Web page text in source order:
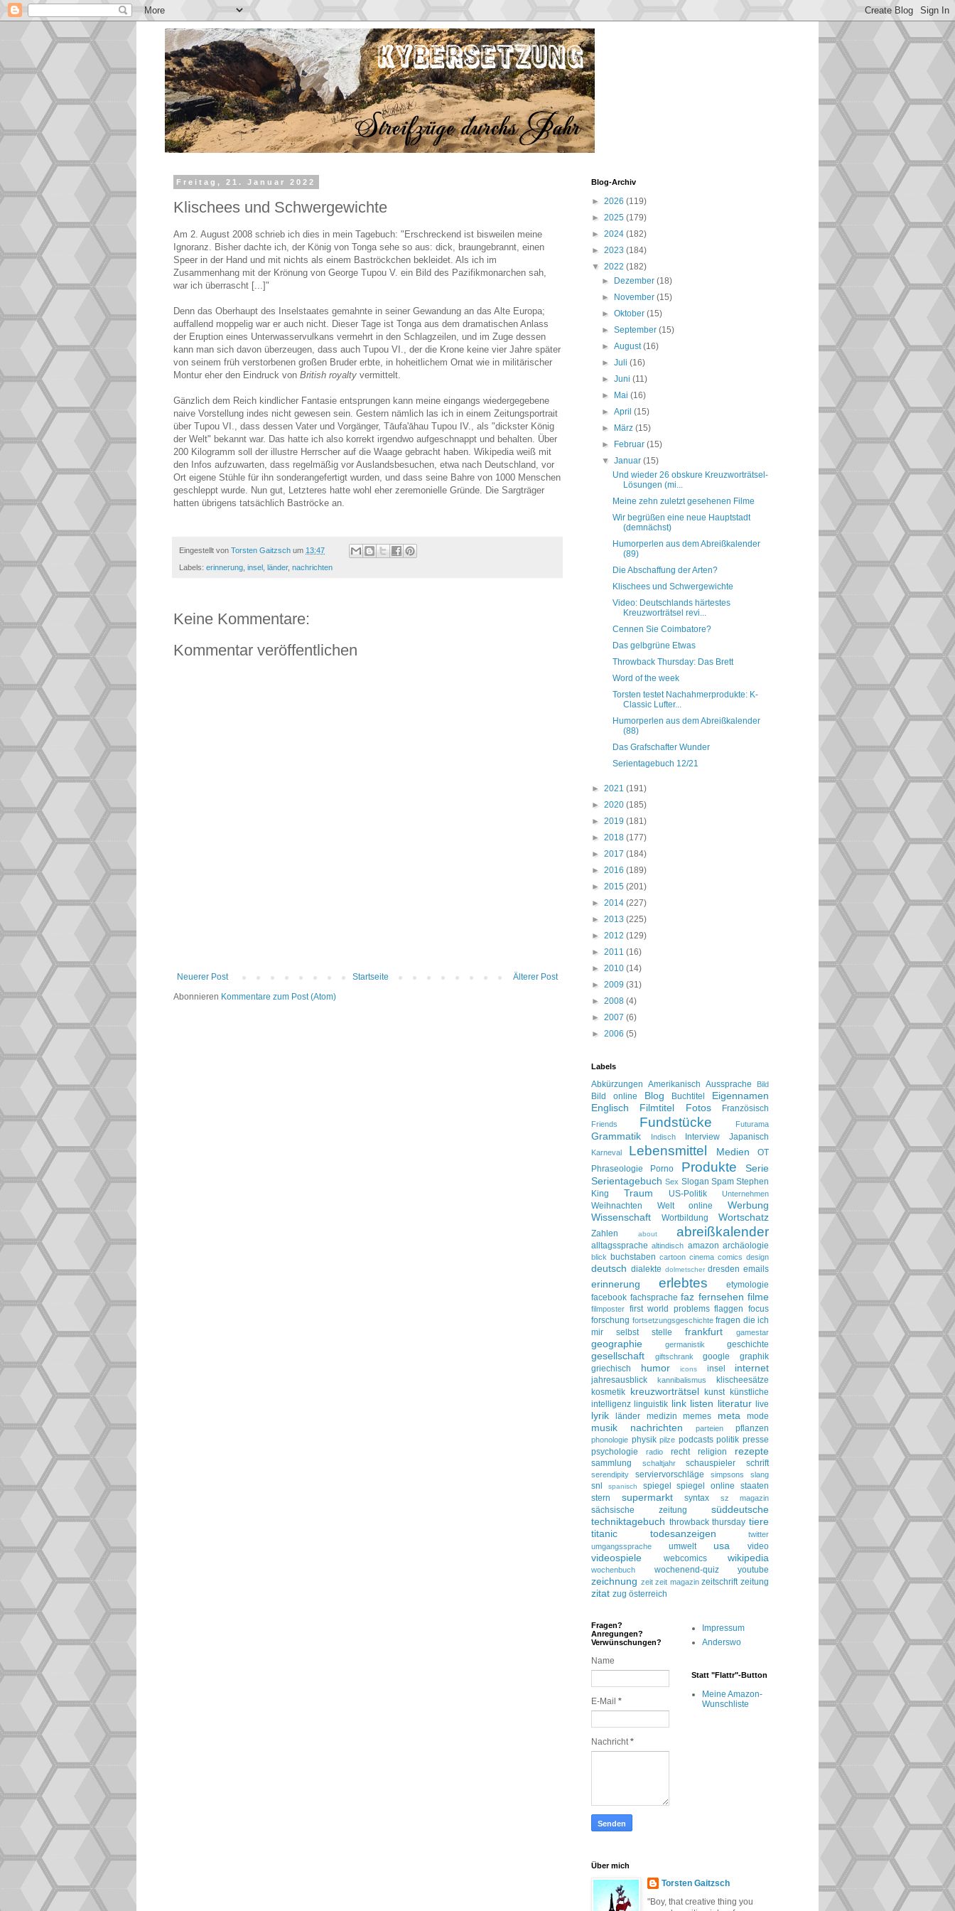
Freitag, 21. Januar 2022
Klischees und Schwergewichte
Am 2. August 2008 schrieb ich dies in mein Tagebuch: "Erschreckend ist bisweilen meine
Ignoranz. Bisher dachte ich, der König von Tonga sehe so aus: dick, braungebrannt, einen
Speer in der Hand und mit nichts als einem Baströckchen bekleidet. Als ich im
Zusammenhang mit der Krönung von George Tupou V. ein Bild des Pazifikmonarchen sah,
war ich überrascht [...]"
Denn das Oberhaupt des Inselstaates gemahnte in seiner Gewandung an das Alte Europa;
auffallend moppelig war er auch nicht. Dieser Tage ist Tonga aus dem dramatischen Anlass
der Eruption eines Unterwasservulkans vermehrt in den Schlagzeilen, und im Zuge dessen
kann man sich davon überzeugen, dass auch Tupou VI., der die Krone keine vier Jahre später
von seinem früh verstorbenen großen Bruder erbte, in hoheitlichem Ornat wie in militärischer
Montur eher den Eindruck von British royalty vermittelt.
Gänzlich dem Reich kindlicher Fantasie entsprungen kann meine eingangs wiedergegebene
naive Vorstellung indes nicht gewesen sein. Gestern nämlich las ich in einem Zeitungsportrait
über Tupou VI., dass dessen Vater und Vorgänger, Tāufa'āhau Tupou IV., als "dickster König
der Welt" bekannt war. Das hatte ich also korrekt irgendwo aufgeschnappt und behalten. Über
200 Kilogramm soll der illustre Herrscher auf die Waage gebracht haben. Wikipedia weiß mit
den Infos aufzuwarten, dass regelmäßig vor Auslandsbesuchen, etwa nach Deutschland, vor
Ort eigene Stühle für ihn sonderangefertigt wurden, und dass seine Bahre von 1000 Menschen
geschleppt wurde. Nun gut, Letzteres hatte wohl eher zeremonielle Gründe. Die Sargträger
hatten übrigens tatsächlich Baströcke an.
Eingestellt von Torsten Gaitzsch um 13:47
Labels: erinnerung insel länder, nachrichten
Keine Kommentare:
Kommentar veröffentlichen
Neuerer Post Älterer Post
Startseite
Abonnieren Kommentare zum Post (Atom)
Blog-Archiv
► 2026 (119)
► 2025 (179)
► 2024 (182)
► 2023 (184)
▼ 2022 (182)
►
Dezember(18)
►
November(15)
►Oktober(15)
►September(15)
►August(16)
►Juli(16)
►Juni(11)
►
Mai(16)
►April(15)
►
März(15)
►
Februar(15)
▼Januar(15)
Und wieder 26 obskure Kreuzworträtsel-
Lösungen (mi...
Meine zehn zuletzt gesehenen Filme
Wir begrüßen eine neue Hauptstadt
(demnächst)
Humorperlen aus dem Abreißkalender
(89)
Die Abschaffung der Arten?
Klischees und Schwergewichte
Video: Deutschlands härtestes
Kreuzworträtsel revi...
Cennen Sie Coimbatore?
Das gelbgrüne Etwas
Throwback Thursday: Das Brett
Word of the week
Torsten testet Nachahmerprodukte: K-
Classic Lufter...
Humorperlen aus dem Abreißkalender
(88)
Das Grafschafter Wunder
Serientagebuch 12/21
► 2021 (191)
► 2020 (185)
► 2019 (181)
► 2018 (177)
► 2017 (184)
► 2016 (189)
► 2015 (201)
► 2014 (227)
► 2013 (225)
► 2012 (129)
► 2011 (16)
► 2010 (14)
► 2009 (31)
► 2008 (4)
► 2007 (6)
► 2006 (5)
Labels
Abkürzungen Amerikanisch Aussprache Bild
Bild online Blog Buchtitel
Eigennamen
Englisch
Filmtitel Fotos Französisch
Friends Fundstücke Futurama
Grammatik Indisch Interview Japanisch
Karneval Lebensmittel Medien
OT
Phraseologie
Porno Produkte
Serie
Serientagebuch Sex Slogan Spam Stephen
King
Traum US-Politik Unternehmen
Weihnachten Welt online
Werbung
Wissenschaft
Wortbildung Wortschatz
Zahlen about abreißkalender
alltagssprache altindisch amazon archäologie
blick buchstaben cartoon cinema comics design
deutsch dialekte dolmetscher dresden emails
erinnerung erlebtes
etymologie
facebook fachsprache faz fernsehen filme
filmposter first world problems flaggen focus
forschung fortsetzungsgeschichte fragen die ich
mir selbst stelle
frankfurt gamestar
geographie germanistik geschichte
gesellschaft giftschrank google
graphik
griechisch
humor icons insel internet
jahresausblick kannibalismus
klischeesätze
kosmetik kreuzworträtsel kunst
künstliche
intelligenz linguistik link listen literatur live
lyrik länder medizin memes meta mode
musik nachrichten parteien pflanzen
phonologie physik pilze podcasts politik presse
psychologie
radio recht religion rezepte
sammlung schaltjahr schauspieler schrift
serendipity serviervorschläge simpsons slang
snl spanisch spiegel spiegel online
staaten
stern
supermarkt syntax sz magazin
sächsische zeitung
süddeutsche
techniktagebuch throwback thursday tiere
titanic
todesanzeigen
twitter
umgangssprache
umwelt usa video
videospiele webcomics wikipedia
wochenbuch wochenend-quiz youtube
zeichnung zeit zeit magazin zeitschrift zeitung
zitat zug österreich
Fragen?
Anregungen?
Verwünschungen?
Name
E-Mail *
Nachricht*
Impressum
Anderswo
Statt "Flattr"-Button
Meine Amazon-
Wunschliste
Über mich
Torsten Gaitzsch
"Boy, that creative thing you